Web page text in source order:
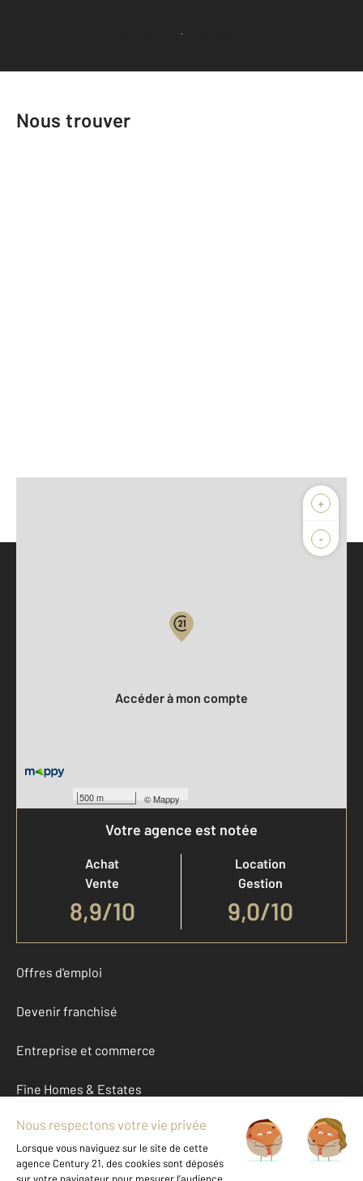
Voir tous les avis clients
Nous trouver
+
-
500 m ©Mappy
Accéder à mon compte
Votre agence est notée
Achat
Vente
8,9/10
Location
Gestion
9,0/10
Offres d'emploi
Devenir franchisé
Entreprise et commerce
Fine Homes & Estates
À propos
International